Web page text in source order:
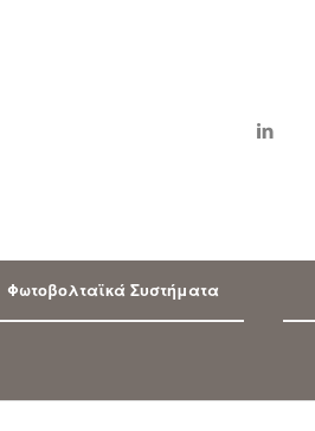
Φωτοβολταϊκά Συστήματα